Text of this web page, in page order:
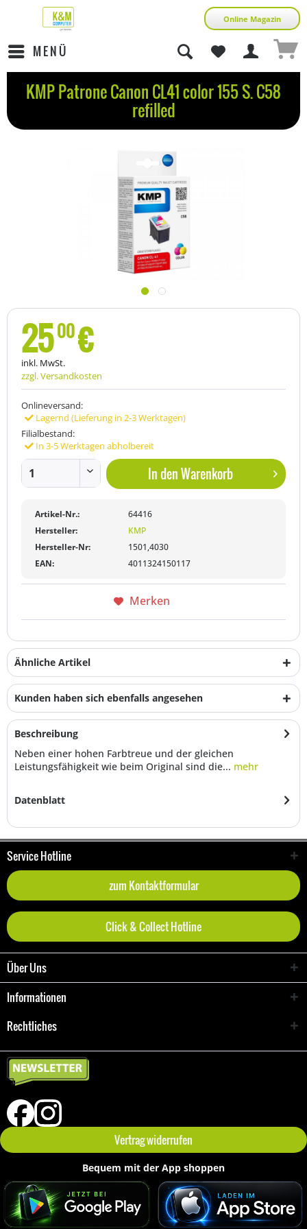
Online Magazin
MENÜ
KMP Patrone Canon CL41 color 155 S. C58
refilled
2500€
inkl. MwSt.
zzgl. Versandkosten
Onlineversand:
Lagernd (Lieferung in 2-3 Werktagen)
Filialbestand:
In 3-5 Werktagen abholbereit
In denWarenkorb
Artikel-Nr.:
64416
Hersteller:
KMP
Hersteller-Nr:
1501,4030
EAN:
4011324150117
Merken
Ähnliche Artikel
Kunden haben sich ebenfalls angesehen
Beschreibung
Neben einer hohen Farbtreue und der gleichen
Leistungsfähigkeit wie beim Original sind die... mehr
Datenblatt
Service Hotline
zum Kontaktformular
Click & Collect Hotline
Über Uns
Informationen
Rechtliches
Vertrag widerrufen
Bequem mit der App shoppen